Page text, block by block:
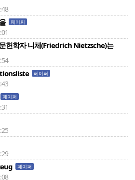
페이퍼
헌학자 니체(Friedrich Nietzsche)는
페이퍼
페이퍼
페이퍼